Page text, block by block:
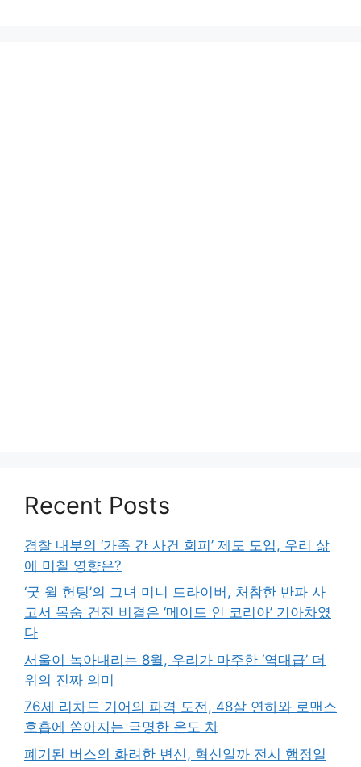
Recent Posts
경찰 내부의 ‘가족 간 사건 회피’ 제도 도입, 우리 삶
에 미칠 영향은?
‘굿 윌 헌팅’의 그녀 미니 드라이버, 처참한 반파 사
고서 목숨 건진 비결은 ‘메이드 인 코리아’ 기아차였
다
서울이 녹아내리는 8월, 우리가 마주한 ‘역대급’ 더
위의 진짜 의미
76세 리차드 기어의 파격 도전, 48살 연하와 로맨스
호흡에 쏟아지는 극명한 온도 차
폐기된 버스의 화려한 변신, 혁신일까 전시 행정일